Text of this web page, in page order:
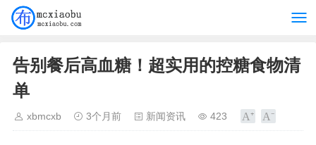
告别餐后高血糖！超实用的控糖食物清
单
xbmcxb 3个月前 新闻资讯 423